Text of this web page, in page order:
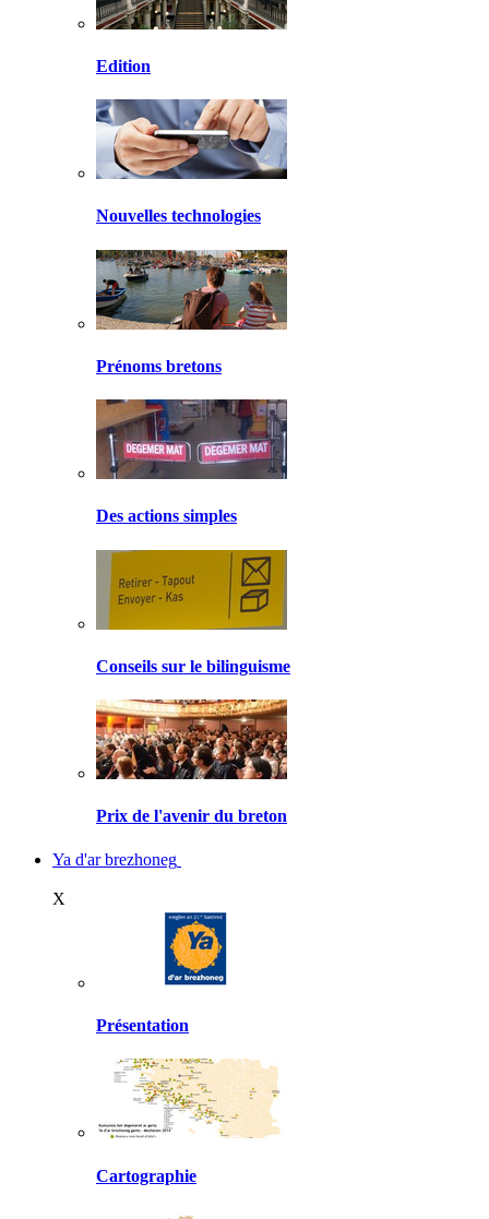
Edition
Nouvelles technologies
Prénoms bretons
Des actions simples
Conseils sur le bilinguisme
Prix de l'avenir du breton
Ya d'ar brezhoneg
X
Présentation
Cartographie